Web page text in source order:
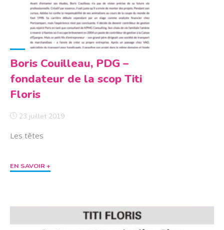
Boris Couilleau, PDG –
fondateur de la scop Titi
Floris
23 juillet 2019
Les têtes
EN SAVOIR +"Boris